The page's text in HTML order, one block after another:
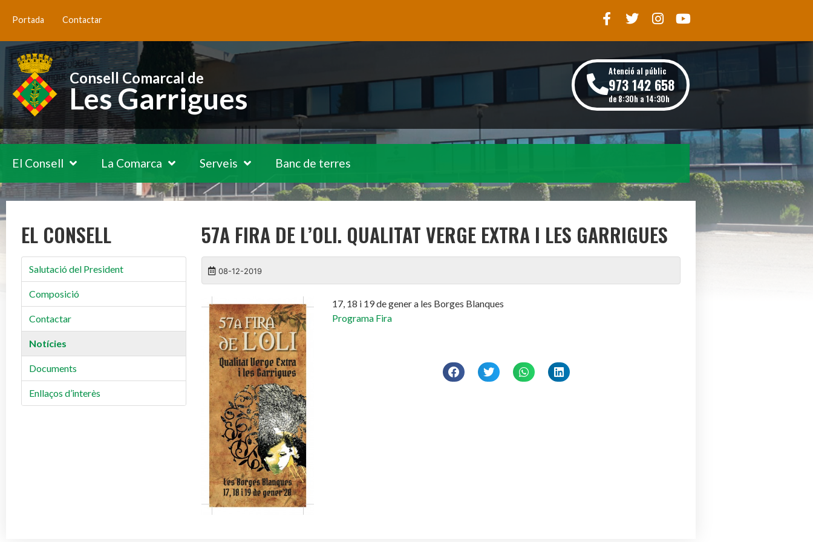
Portada Contactar
Consell Comarcal de
Les Garrigues
Atenció al públic
973 142 658
de 8:30h a 14:30h
El Consell La Comarca Serveis Banc de terres
EL CONSELL
Salutació del President
Composició
Contactar
Notícies
Documents
Enllaços d’interès
57A FIRA DE L’OLI. QUALITAT VERGE EXTRA I LES GARRIGUES
08-12-2019
17, 18 i 19 de gener a les Borges Blanques
Programa Fira